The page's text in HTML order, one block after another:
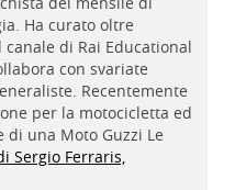
Ha curato oltre
di Rai Educational
con svariate
Recentemente
per la motocicletta ed
di una Moto Guzzi Le
Sergio Ferraris,